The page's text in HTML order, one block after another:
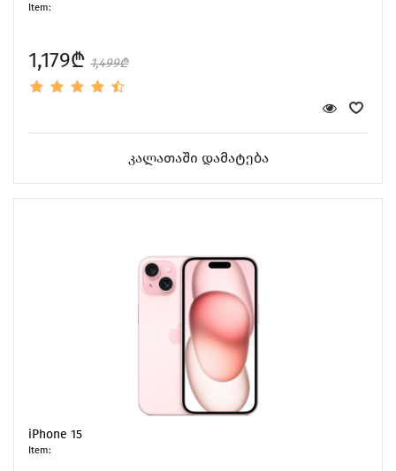
Item:
1,179₾ 1,499₾
კალათაში დამატება
iPhone 15
Item: